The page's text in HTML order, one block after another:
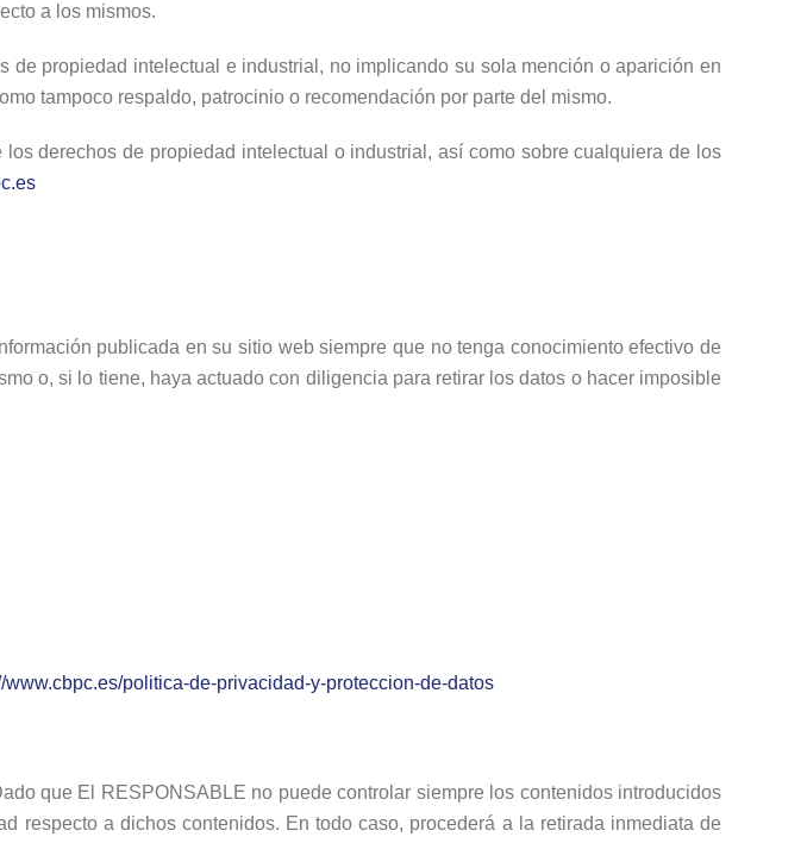
a los mismos.
propiedad intelectual e industrial, no implicando su sola mención o aparición en
tampoco respaldo, patrocinio o recomendación por parte del mismo.
derechos de propiedad intelectual o industrial, así como sobre cualquiera de los
publicada en su sitio web siempre que no tenga conocimiento efectivo de
o, si lo tiene, haya actuado con diligencia para retirar los datos o hacer imposible
www.cbpc.es/politica-de-privacidad-y-proteccion-de-datos
que El RESPONSABLE no puede controlar siempre los contenidos introducidos
respecto a dichos contenidos. En todo caso, procederá a la retirada inmediata de